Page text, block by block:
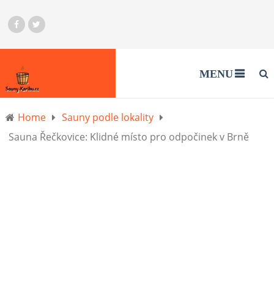
MENU
Home
Sauny podle lokality
Sauna Řečkovice: Klidné místo pro odpočinek v Brně